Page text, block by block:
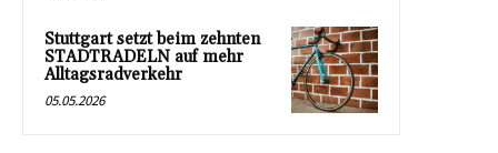
Stuttgart setzt beim zehnten
STADTRADELN auf mehr
Alltagsradverkehr
05.05.2026